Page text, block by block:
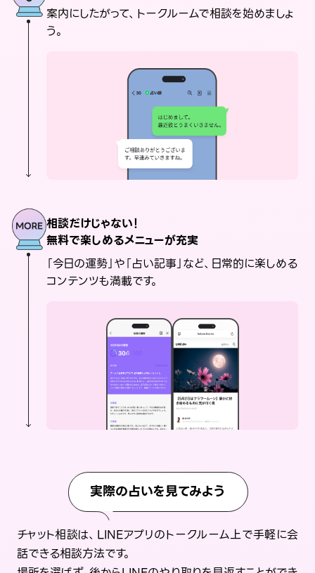
案内にしたがって、トークルームで相談を始めましょ
う。
相談だけじゃない！
無料で楽しめるメニューが充実
「今日の運勢」や「占い記事」など、日常的に楽しめる
コンテンツも満載です。
実際の占いを見てみよう
チャット相談は、LINEアプリのトークルーム上で手軽に会
話できる相談方法です。